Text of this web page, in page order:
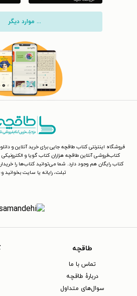
... موارد دیگر
فروشگاه اینترنتی کتاب طاقچه جایی برای خرید آنلاین و
کتاب‌فروشی آنلاین طاقچه هزاران کتاب گویا و
کتاب رایگان هم وجود دارد. شما می‌توانید کتاب‌ها را
تبلت، رایانه یا سایت بخوانید
طاقچه
تماس با ما
دربارهٔ طاقچه
سوال‌های متداول